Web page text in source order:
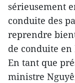
sérieusement
conduite des
reprendre
de conduite en
En tant que
ministre